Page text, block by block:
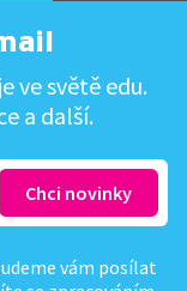
ve světě edu.
a další.
vám posílat